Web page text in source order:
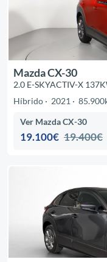
Mazda CX-30
2.0 E-SKYACTIV-X
Híbrido
2021
Ver Mazda CX-30
19.100€ 19.400€